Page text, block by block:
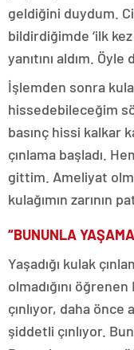
geldiğini duydum.
bildirdiğimde ‘ilk
yanıtını aldım.
İşlemden sonra
hissedebileceğim
basınç hissi kalkar
çınlama başladı.
gittim. Ameliyat
kulağımın zarının
“BUNUNLA
Yaşadığı kulak
olmadığını
çınlıyor, daha
şiddetli çınlıyor.